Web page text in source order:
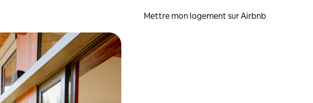
Mettre mon logement sur Airbnb